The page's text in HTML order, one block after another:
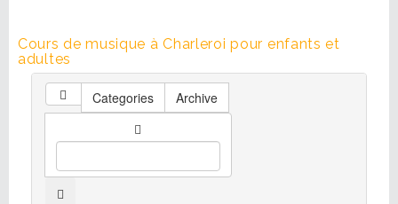
Cours de musique à Charleroi pour enfants et
adultes
Categories Archive